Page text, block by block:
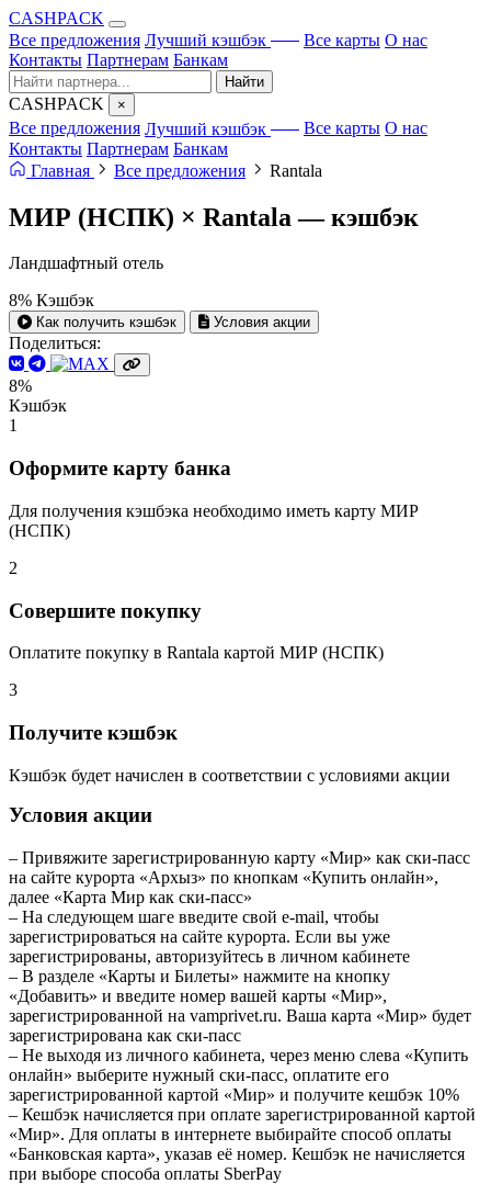
CASHPACK
Все предложения Лучший кэшбэк Все карты О нас
Контакты Партнерам Банкам
Найти
CASHPACK ×
Все предложения Лучший кэшбэк Все карты О нас
Контакты Партнерам Банкам
Главная
Все предложения Rantala
МИР (НСПК) × Rantala —кэшбэк
Ландшафтный отель
8% Кэшбэк
Как получить кэшбэк Условия акции
Поделиться:
8%
Кэшбэк
1
Оформите карту банка
Для получения кэшбэка необходимо иметь карту МИР
(НСПК)
2
Совершите покупку
Оплатите покупку в Rantala картой МИР (НСПК)
3
Получите кэшбэк
Кэшбэк будет начислен в соответствии с условиями акции
Условия акции
– Привяжите зарегистрированную карту «Мир» как ски-пасс
на сайте курорта «Архыз» по кнопкам «Купить онлайн»,
далее «Карта Мир как ски-пасс»
– На следующем шаге введите свой e-mail, чтобы
зарегистрироваться на сайте курорта. Если вы уже
зарегистрированы, авторизуйтесь в личном кабинете
– В разделе «Карты и Билеты» нажмите на кнопку
«Добавить» и введите номер вашей карты «Мир»,
зарегистрированной на vamprivet.ru. Ваша карта «Мир» будет
зарегистрирована как ски-пасс
– Не выходя из личного кабинета, через меню слева «Купить
онлайн» выберите нужный ски-пасс, оплатите его
зарегистрированной картой «Мир» и получите кешбэк 10%
– Кешбэк начисляется при оплате зарегистрированной картой
«Мир». Для оплаты в интернете выбирайте способ оплаты
«Банковская карта», указав её номер. Кешбэк не начисляется
при выборе способа оплаты SberPay